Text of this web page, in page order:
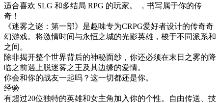
适合喜欢 SLG 和多结局 RPG 的玩家。 ，书写属于你的传
奇！
《迷雾之谜：第一部》是趣味专为CRPG爱好者设计的传奇奇
幻游戏。将激情时间与永恒之城的光影英雄，梭于不同派系和
之间。
除非揭开整个世界背后的神秘面纱，你还必须在末日之雾的降
临之前遇上脱迷雾之王及其边缘的爱情。
你会和你的战友一起吗？这一切都还是你。
经验
有超过20位独特的英雄和女主角加入你的个性。自由传送、技